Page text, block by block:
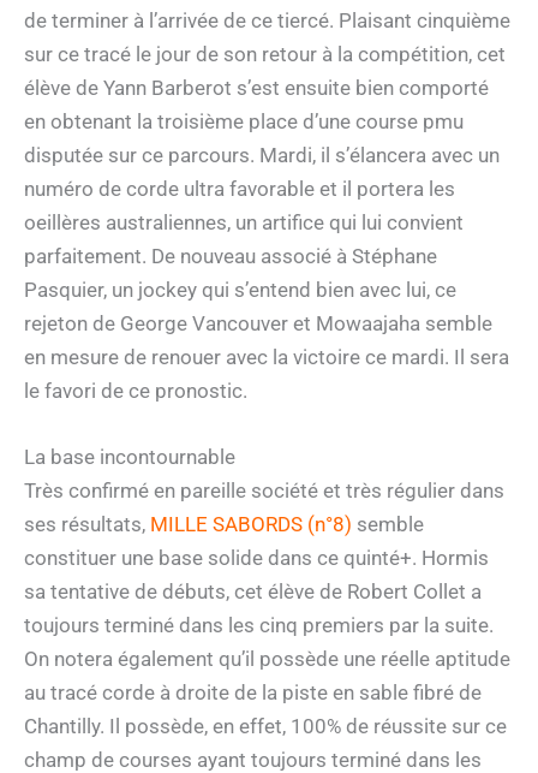
de terminer à l’arrivée de ce tiercé. Plaisant cinquième
sur ce tracé le jour de son retour à la compétition, cet
élève de Yann Barberot s’est ensuite bien comporté
en obtenant la troisième place d’une course pmu
disputée sur ce parcours. Mardi, il s’élancera avec un
numéro de corde ultra favorable et il portera les
oeillères australiennes, un artifice qui lui convient
parfaitement. De nouveau associé à Stéphane
Pasquier, un jockey qui s’entend bien avec lui, ce
rejeton de George Vancouver et Mowaajaha semble
en mesure de renouer avec la victoire ce mardi. Il sera
le favori de ce pronostic.
La base incontournable
Très confirmé en pareille société et très régulier dans
ses résultats, MILLE SABORDS (n°8) semble
constituer une base solide dans ce quinté+. Hormis
sa tentative de débuts, cet élève de Robert Collet a
toujours terminé dans les cinq premiers par la suite.
On notera également qu’il possède une réelle aptitude
au tracé corde à droite de la piste en sable fibré de
Chantilly. Il possède, en effet, 100% de réussite sur ce
champ de courses ayant toujours terminé dans les